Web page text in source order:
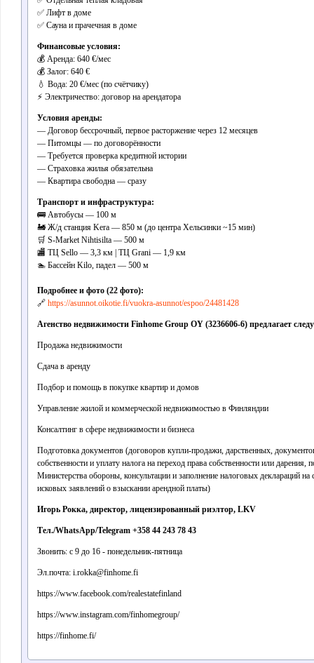
✅ Лифт в доме
✅ Сауна и прачечная в доме
Финансовые условия:
💰 Аренда: 640 €/мес
💰 Залог: 640 €
💧 Вода: 20 €/мес (по счётчику)
⚡ Электричество: договор на арендатора
Условия аренды:
— Договор бессрочный, первое расторжение через 12 месяцев
— Питомцы — по договорённости
— Требуется проверка кредитной истории
— Страховка жилья обязательна
— Квартира свободна — сразу
Транспорт и инфраструктура:
🚌 Автобусы — 100 м
🚂 Ж/д станция Kera — 850 м (до центра Хельсинки ~15 мин)
🛒 S-Market Nihtisilta — 500 м
🏬 ТЦ Sello — 3,3 км | ТЦ Grani — 1,9 км
🏊 Бассейн Kilo, падел — 500 м
Подробнее и фото (22 фото):
🔗 https://asunnot.oikotie.fi/vuokra-asunnot/espoo/24481428
Агенство недвижимости Finhome Group OY (3236606-6) предлагает
Продажа недвижимости
Сдача в аренду
Подбор и помощь в покупке квартир и домов
Управление жилой и коммерческой недвижимостью в Финляндии
Консалтинг в сфере недвижимости и бизнеса
Подготовка документов (договоров купли-продажи, дарственных,
собственности и уплату налога на переход права собственности или дарения,
Министерства обороны, консультации и заполнение налоговых деклараций
исковых заявлений о взыскании арендной платы)
Игорь Рокка, директор, лицензированный риэлтор, LKV
Тел./WhatsApp/Telegram +358 44 243 78 43
Звонить: с 9 до 16 - понедельник-пятница
Эл.почта: i.rokka@finhome.fi
https://www.facebook.com/realestatefinland
https://www.instagram.com/finhomegroup/
https://finhome.fi/